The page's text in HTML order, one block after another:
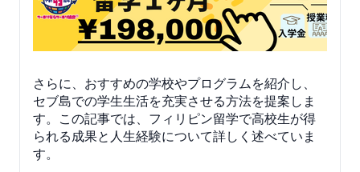
さらに、おすすめの学校やプログラムを紹介し、
セブ島での学生生活を充実させる方法を提案しま
す。この記事では、フィリピン留学で高校生が得
られる成果と人生経験について詳しく述べていま
す。